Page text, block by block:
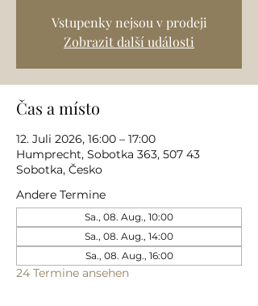
Vstupenky nejsou v prodeji
Zobrazit další události
Čas a místo
12. Juli 2026, 16:00 – 17:00
Humprecht, Sobotka 363, 507 43
Sobotka, Česko
Andere Termine
Sa., 08. Aug., 10:00
Sa., 08. Aug., 14:00
Sa., 08. Aug., 16:00
24 Termine ansehen